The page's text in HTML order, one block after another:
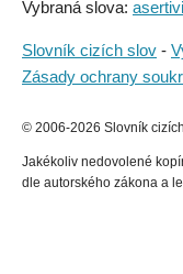
Vybraná slova:
Slovník cizích slov -
Zásady ochrany
© 2006-2026 Slovník
Jakékoliv nedovolené
dle autorského zákona a